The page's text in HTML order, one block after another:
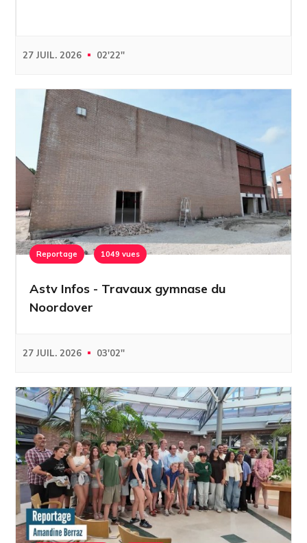
27 JUIL. 2026 02'22''
Reportage 1049 vues
Astv Infos - Travaux gymnase du
Noordover
27 JUIL. 2026 03'02''